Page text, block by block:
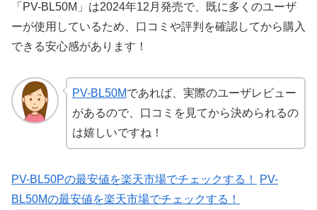
「PV-BL50M」は2024年12月発売で、既に多くのユーザ
ーが使用しているため、口コミや評判を確認してから購入
できる安心感があります！
PV-BL50Mであれば、実際のユーザレビュー
があるので、口コミを見てから決められるの
は嬉しいですね！
PV-BL50Pの最安値を楽天市場でチェックする！
PV-
BL50Mの最安値を楽天市場でチェックする！